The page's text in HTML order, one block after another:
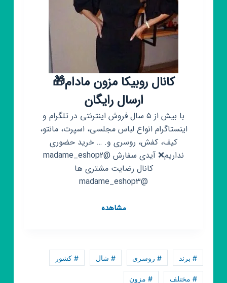
کانال روبیکا مزون مادام🎁
ارسال رایگان
با بیش از ۵ سال فروش اینترنتی در تلگرام و
اینستاگرام انواع لباس مجلسی، اسپرت، مانتو،
کیف، کفش، روسری و. … خرید حضوری
نداریم❌ آیدی سفارش @madame_eshop2
کانال رضایت مشتری ها
@madame_eshop3
مشاهدهکانال
🎁
ارسال
# برند # روسری # شال # کشور
# مختلف # مزون